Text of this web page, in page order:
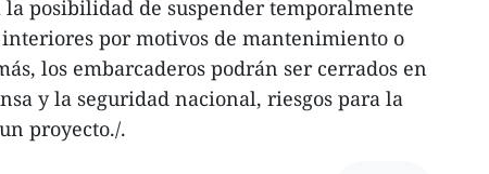
posibilidad de suspender temporalmente
por motivos de mantenimiento o
los embarcaderos podrán ser cerrados en
y la seguridad nacional, riesgos para la
proyecto./.